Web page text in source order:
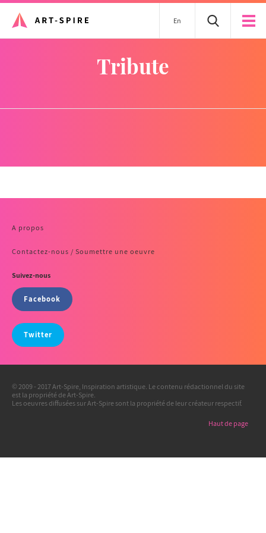
En
Tribute
A propos
Contactez-nous / Soumettre une oeuvre
Suivez-nous
Facebook
Twitter
© 2009 - 2017 Art-Spire, Inspiration artistique. Le contenu rédactionnel du site
est la propriété de Art-Spire.
Les oeuvres diffusées sur Art-Spire sont la propriété de leur créateur respectif.
Haut de page